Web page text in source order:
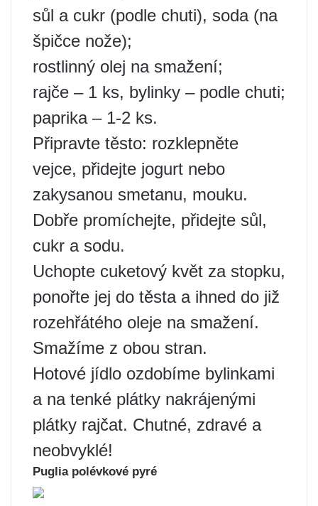
sůl a cukr (podle chuti), soda (na
špičce nože);
rostlinný olej na smažení;
rajče – 1 ks, bylinky – podle chuti;
paprika – 1-2 ks.
Připravte těsto: rozklepněte
vejce, přidejte jogurt nebo
zakysanou smetanu, mouku.
Dobře promíchejte, přidejte sůl,
cukr a sodu.
Uchopte cuketový květ za stopku,
ponořte jej do těsta a ihned do již
rozehřátého oleje na smažení.
Smažíme z obou stran.
Hotové jídlo ozdobíme bylinkami
a na tenké plátky nakrájenými
plátky rajčat. Chutné, zdravé a
neobvyklé!
Puglia polévkové pyré